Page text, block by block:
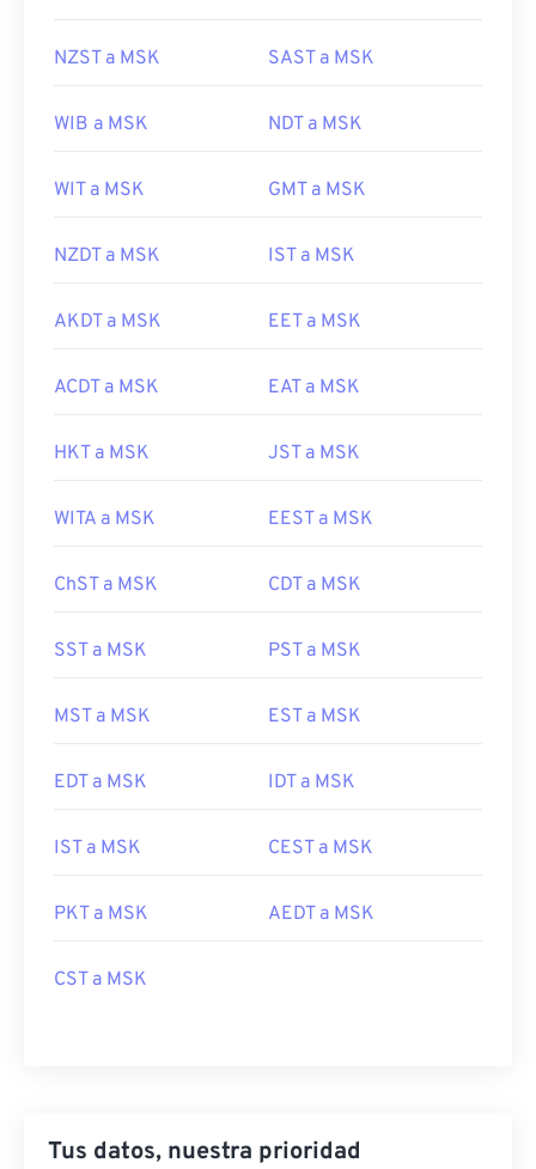
NZST a MSK SAST a MSK
WIB a MSK NDT a MSK
WIT a MSK GMT a MSK
NZDT a MSK IST a MSK
AKDT a MSK EET a MSK
ACDT a MSK EAT a MSK
HKT a MSK JST a MSK
WITA a MSK EEST a MSK
ChST a MSK CDT a MSK
SST a MSK PST a MSK
MST a MSK EST a MSK
EDT a MSK IDT a MSK
IST a MSK CEST a MSK
PKT a MSK AEDT a MSK
CST a MSK
Tus datos, nuestra prioridad